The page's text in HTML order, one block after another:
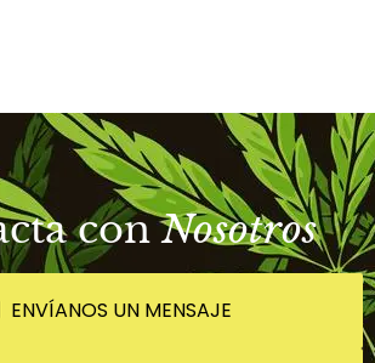
conNosotros
ENVÍANOS UN MENSAJE